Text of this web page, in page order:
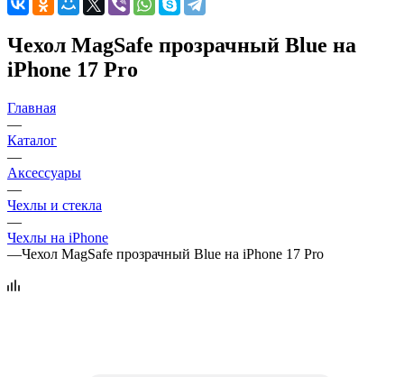
Чехол MagSafe прозрачный Blue на
iPhone 17 Pro
Главная
—
Каталог
—
Аксессуары
—
Чехлы и стекла
—
Чехлы на iPhone
—Чехол MagSafe прозрачный Blue на iPhone 17 Pro